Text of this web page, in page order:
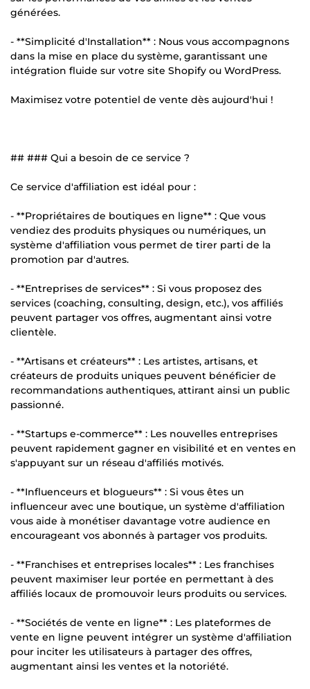
générées.
- **Simplicité d'Installation** : Nous vous accompagnons
dans la mise en place du système, garantissant une
intégration fluide sur votre site Shopify ou WordPress.
Maximisez votre potentiel de vente dès aujourd'hui !
## ### Qui a besoin de ce service ?
Ce service d'affiliation est idéal pour :
- **Propriétaires de boutiques en ligne** : Que vous
vendiez des produits physiques ou numériques, un
système d'affiliation vous permet de tirer parti de la
promotion par d'autres.
- **Entreprises de services** : Si vous proposez des
services (coaching, consulting, design, etc.), vos affiliés
peuvent partager vos offres, augmentant ainsi votre
clientèle.
- **Artisans et créateurs** : Les artistes, artisans, et
créateurs de produits uniques peuvent bénéficier de
recommandations authentiques, attirant ainsi un public
passionné.
- **Startups e-commerce** : Les nouvelles entreprises
peuvent rapidement gagner en visibilité et en ventes en
s'appuyant sur un réseau d'affiliés motivés.
- **Influenceurs et blogueurs** : Si vous êtes un
influenceur avec une boutique, un système d'affiliation
vous aide à monétiser davantage votre audience en
encourageant vos abonnés à partager vos produits.
- **Franchises et entreprises locales** : Les franchises
peuvent maximiser leur portée en permettant à des
affiliés locaux de promouvoir leurs produits ou services.
- **Sociétés de vente en ligne** : Les plateformes de
vente en ligne peuvent intégrer un système d'affiliation
pour inciter les utilisateurs à partager des offres,
augmentant ainsi les ventes et la notoriété.